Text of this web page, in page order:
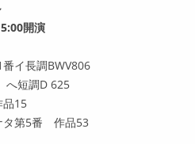
開演
イ長調BWV806
へ短調D 625
15
タ第5番 作品53